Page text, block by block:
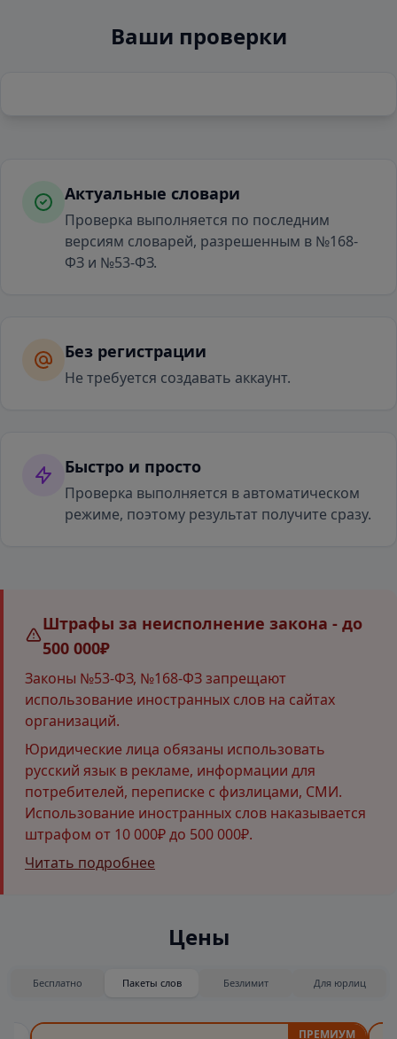
Ваши проверки
Актуальные словари
Проверка выполняется по последним
версиям словарей, разрешенным в №168-
ФЗ и №53-ФЗ.
Без регистрации
Не требуется создавать аккаунт.
Быстро и просто
Проверка выполняется в автоматическом
режиме, поэтому результат получите сразу.
Штрафы за неисполнение закона - до
500 000₽
Законы №53-ФЗ, №168-ФЗ запрещают
использование иностранных слов на сайтах
организаций.
Юридические лица обязаны использовать
русский язык в рекламе, информации для
потребителей, переписке с физлицами, СМИ.
Использование иностранных слов наказывается
штрафом от 10 000₽ до 500 000₽.
Читать подробнее
Цены
Бесплатно Пакеты слов Безлимит Для юрлиц
ПРЕМИУМ